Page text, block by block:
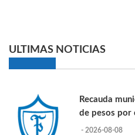
ULTIMAS NOTICIAS
Recauda
de pesos por
- 2026-08-08